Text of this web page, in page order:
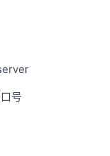
号